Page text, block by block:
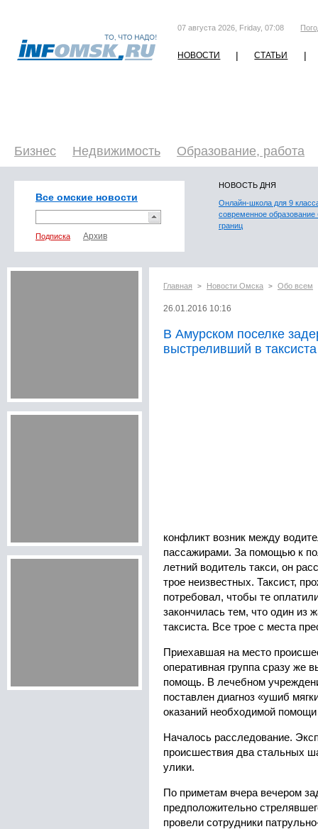
07 августа 2026, Friday, 07:08
НОВОСТИ | СТАТЬИ |
Бизнес Недвижимость Образование, работа
Все омские новости
Подписка
НОВОСТЬ ДНЯ
Онлайн-школа для 9
современное образование
границ
Главная > Новости Омска > Обо всем
26.01.2016 10:16
В Амурском поселке
выстреливший в таксиста
конфликт возник между
пассажирами. За помощью к
летний водитель такси, он
трое неизвестных. Таксист,
потребовал, чтобы те
закончилась тем, что один из
таксиста. Все трое с места
Приехавшая на место
оперативная группа сразу же
помощь. В лечебном
поставлен диагноз «ушиб
оказаний необходимой
Началось расследование.
происшествия два стальных
улики.
По приметам вчера вечером
предположительно
провели сотрудники